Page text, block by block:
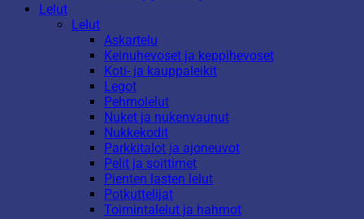
Lelut
Lelut
Askartelu
Keinuhevoset ja keppihevoset
Koti- ja kauppaleikit
Legot
Pehmolelut
Nuket ja nukenvaunut
Nukkekodit
Parkkitalot ja ajoneuvot
Pelit ja soittimet
Pienten lasten lelut
Potkuttelijat
Toimintalelut ja hahmot